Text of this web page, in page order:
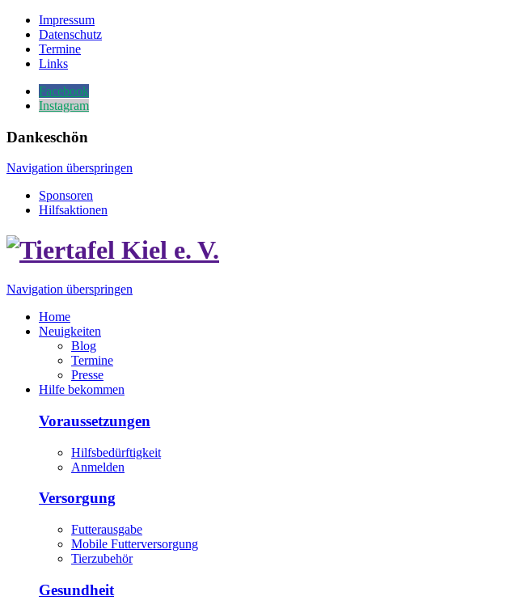
Impressum
Datenschutz
Termine
Links
Facebook
Instagram
Dankeschön
Navigation überspringen
Sponsoren
Hilfsaktionen
Navigation überspringen
Home
Neuigkeiten
Blog
Termine
Presse
Hilfe bekommen
Voraussetzungen
Hilfsbedürftigkeit
Anmelden
Versorgung
Futterausgabe
Mobile Futterversorgung
Tierzubehör
Gesundheit